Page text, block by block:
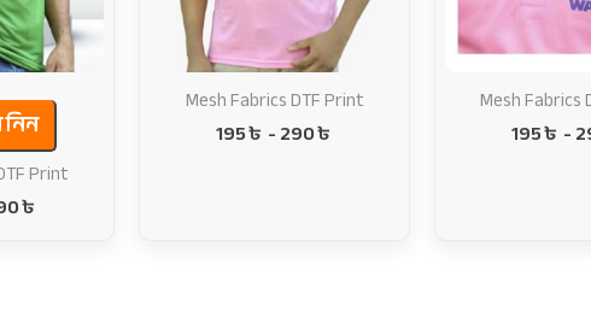
নিন
Print
৳
Mesh Fabrics DTF Print
195৳ -290৳
Mesh Fabrics
195৳ -